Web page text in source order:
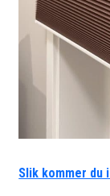
Slik kommer du